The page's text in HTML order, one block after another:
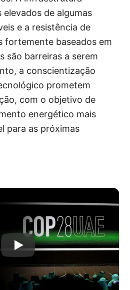
de algumas
e a resistência de
fortemente baseados em
são barreiras a serem
a conscientização
prometem
com o objetivo de
energético mais
para as próximas